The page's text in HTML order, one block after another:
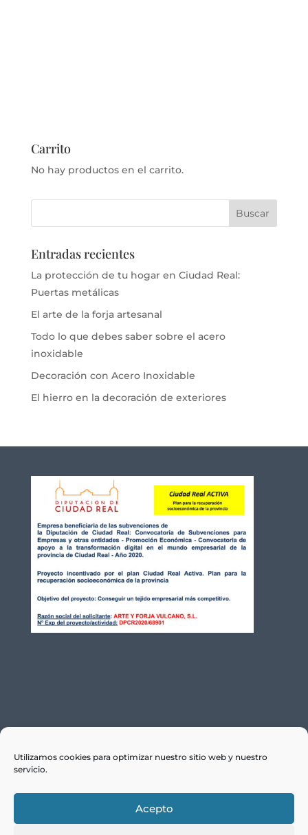
Utilizamos cookies para optimizar nuestro sitio web y nuestro
servicio.
Acepto
Carrito
No hay productos en el carrito.
Entradas recientes
La protección de tu hogar en Ciudad Real:
Puertas metálicas
El arte de la forja artesanal
Todo lo que debes saber sobre el acero
inoxidable
Decoración con Acero Inoxidable
El hierro en la decoración de exteriores
Blog
Política de Cookies